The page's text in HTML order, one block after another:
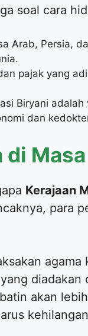
soal cara
Arab, Persia,
pajak yang
Biryani
dan
di
Kerajaan
para
akan